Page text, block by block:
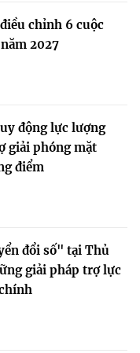
chỉnh 6 cuộc
2027
động lực lượng
giải phóng mặt
điểm
đổi số" tại Thủ
giải pháp trợ lực